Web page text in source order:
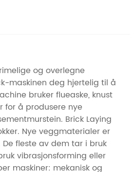
og overlegne
maskinen deg hjertelig til å
bruker flueaske, knust
for å produsere nye
Brick Laying
Nye veggmaterialer er
fleste av dem tar i bruk
vibrasjonsforming eller
maskiner: mekanisk og